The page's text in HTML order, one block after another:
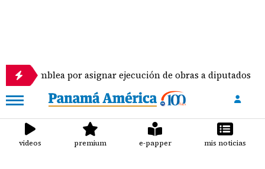
por asignar ejecución de obras a diputados
videos premium e-papper mis noticias